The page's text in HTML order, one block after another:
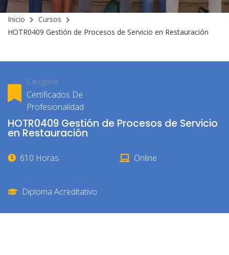
Inicio
Cursos
HOTR0409 Gestión de Procesos de Servicio en Restauración
Categoría
Certificados De
Profesionalidad
HOTR0409 Gestión de Procesos de Servicio
en Restauración
610 Horas Online
Diploma Acreditativo